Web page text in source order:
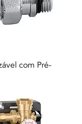
com Pré-